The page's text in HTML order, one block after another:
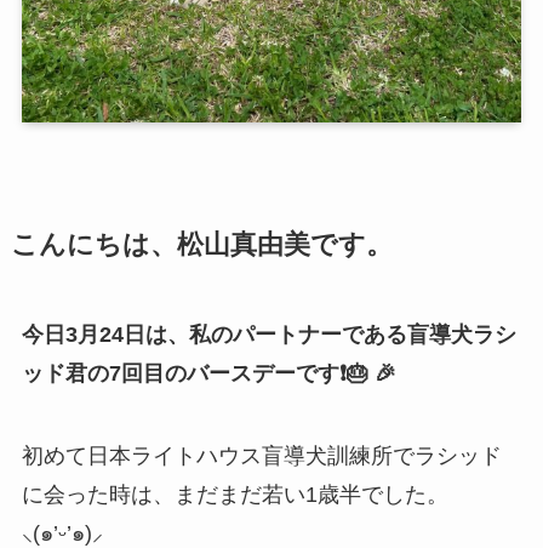
こんにちは、松山真由美です。
今日3月24日は、私のパートナーである盲導犬ラシ
ッド君の7回目のバースデーです❗️🎂 🎉
初めて日本ライトハウス盲導犬訓練所でラシッド
に会った時は、まだまだ若い1歳半でした。
⸜(๑’ᵕ’๑)⸝